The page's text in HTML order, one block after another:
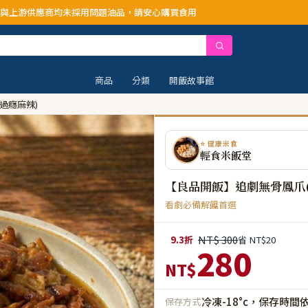
品，請安心購買食用
商品 分類
開飯故事館
癮麻辣)
⭐ 健康米食
輕食米飯堂
【良品開飯】追劇無骨鳳
看劇必備解饞首選
9.3折 NT$ 300省 NT$20
NT$280
保存方式冷凍-18°c，保存時間